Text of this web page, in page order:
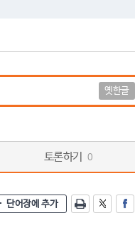
옛한글
토론하기 0
단어장에 추가